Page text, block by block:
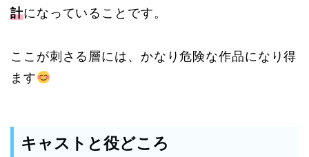
計になっていることです。
ここが刺さる層には、かなり危険な作品になり得
ます
キャストと役どころ